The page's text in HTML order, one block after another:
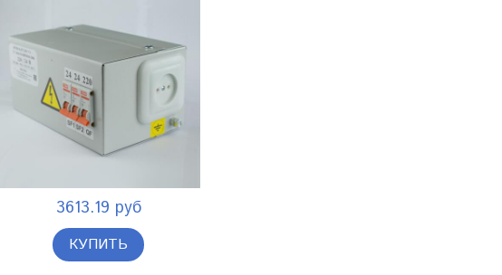
3613.19 руб
КУПИТЬ